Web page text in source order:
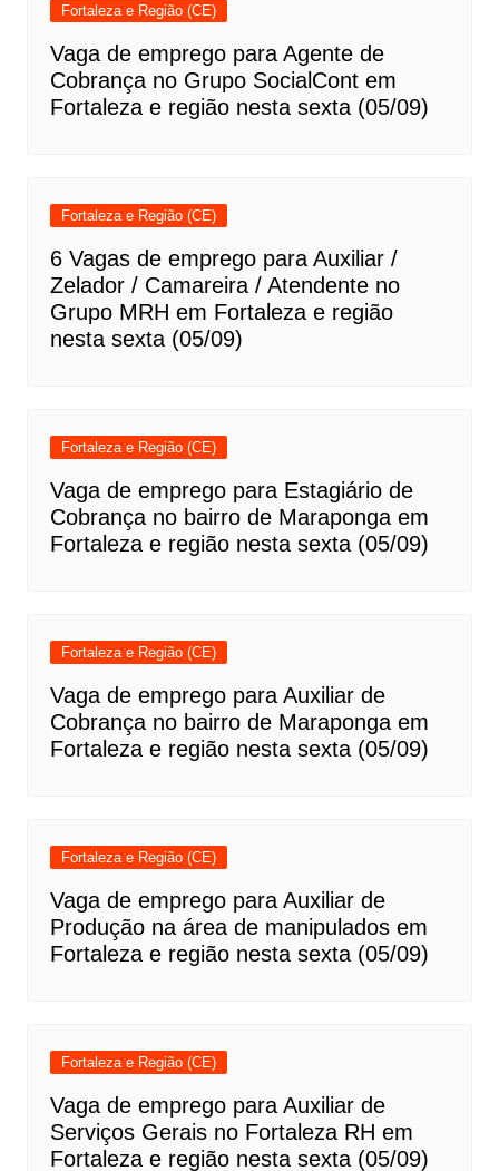
Fortaleza e Região (CE)
Vaga de emprego para Agente de
Cobrança no Grupo SocialCont em
Fortaleza e região nesta sexta (05/09)
Fortaleza e Região (CE)
6 Vagas de emprego para Auxiliar /
Zelador / Camareira / Atendente no
Grupo MRH em Fortaleza e região
nesta sexta (05/09)
Fortaleza e Região (CE)
Vaga de emprego para Estagiário de
Cobrança no bairro de Maraponga em
Fortaleza e região nesta sexta (05/09)
Fortaleza e Região (CE)
Vaga de emprego para Auxiliar de
Cobrança no bairro de Maraponga em
Fortaleza e região nesta sexta (05/09)
Fortaleza e Região (CE)
Vaga de emprego para Auxiliar de
Produção na área de manipulados em
Fortaleza e região nesta sexta (05/09)
Fortaleza e Região (CE)
Vaga de emprego para Auxiliar de
Serviços Gerais no Fortaleza RH em
Fortaleza e região nesta sexta (05/09)